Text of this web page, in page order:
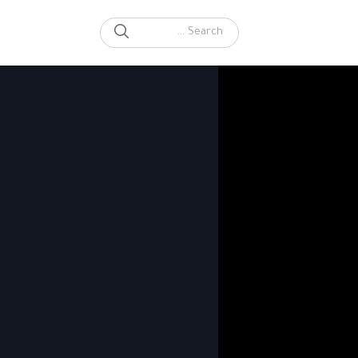
Search for:
SEARCH